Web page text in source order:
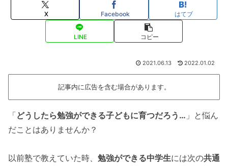
X Facebook はてブ
LINE コピー
2021.06.13 2022.01.02
記事内に広告を含む場合があります。
「どうしたら勉強ができる子どもに育つだろう… 」と悩ん
だことはありませんか？
以前塾で教えていた時、 勉強ができる中学生には次の共通